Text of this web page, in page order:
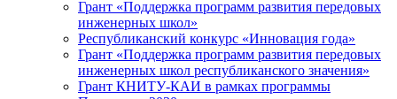
Грант «Поддержка программ развития передовых
инженерных школ»
Республиканский конкурс «Инновация года»
Грант «Поддержка программ развития передовых
инженерных школ республиканского значения»
Грант КНИТУ-КАИ в рамках программы